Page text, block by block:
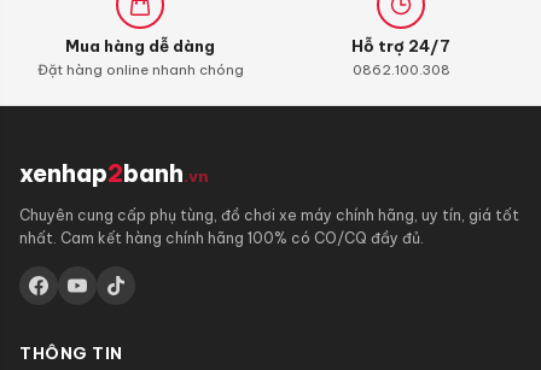
Mua hàng dễ dàng
Đặt hàng online nhanh chóng
Hỗ trợ 24/7
0862.100.308
xenhap2banh.vn
Chuyên cung cấp phụ tùng, đồ chơi xe máy chính hãng, uy tín, giá tốt
nhất. Cam kết hàng chính hãng 100% có CO/CQ đầy đủ.
THÔNG TIN